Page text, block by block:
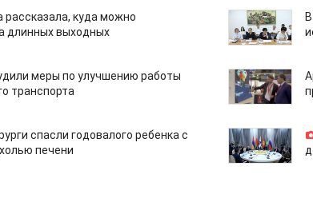
рассказала, куда можно
длинных выходных
меры по улучшению работы
транспорта
спасли годовалого ребенка с
печени